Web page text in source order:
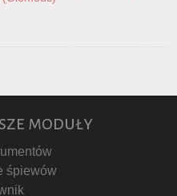
moduły
śpiewów